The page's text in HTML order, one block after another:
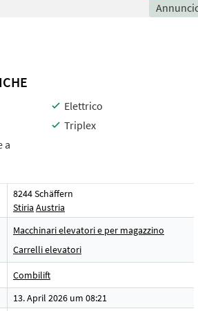
Elettrico
Triplex
a
8244 Schäffern
Stiria Austria
Macchinari elevatori e per magazzino
Carrelli elevatori
Combilift
13. April 2026 um 08:21